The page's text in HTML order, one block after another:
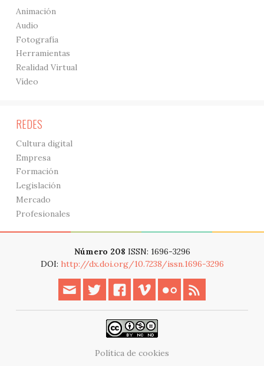
Animación
Audio
Fotografía
Herramientas
Realidad Virtual
Vídeo
REDES
Cultura digital
Empresa
Formación
Legislación
Mercado
Profesionales
Número 208 ISSN: 1696-3296
DOI: http://dx.doi.org/10.7238/issn.1696-3296
Política de cookies